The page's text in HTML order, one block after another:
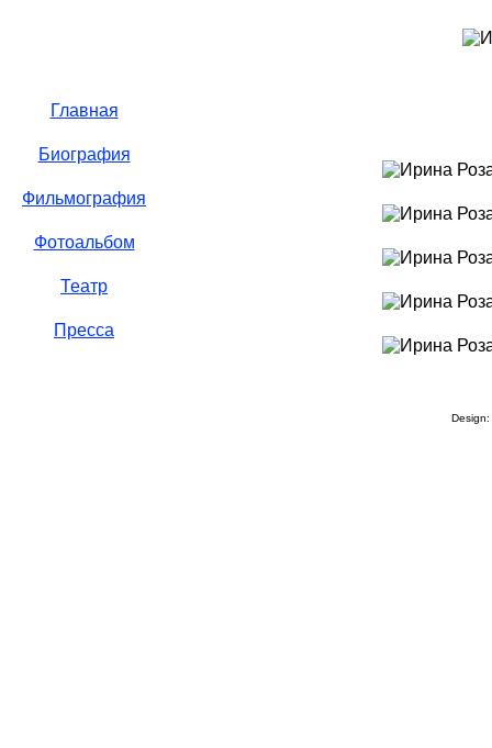
Главная
Биография
Фильмография
Фотоальбом
Театр
Пресса